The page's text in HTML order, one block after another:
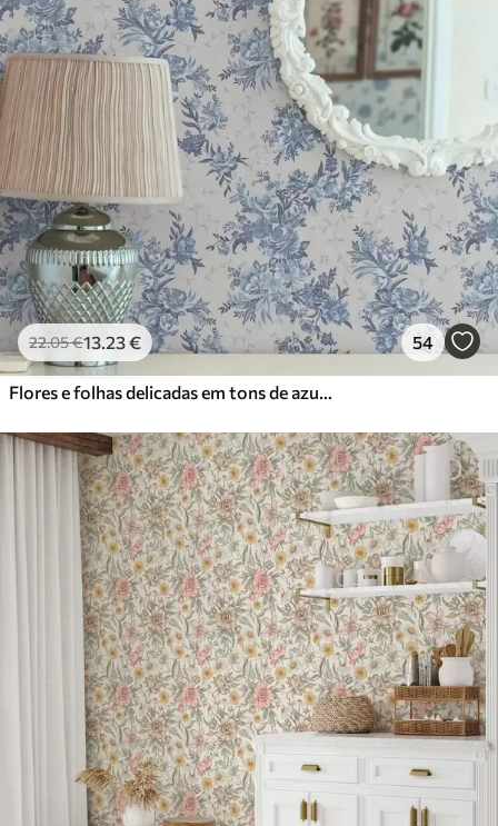
22.05€13.23€ 54
Flores e folhas delicadas em tons de azul e azul sobre um fundo claro